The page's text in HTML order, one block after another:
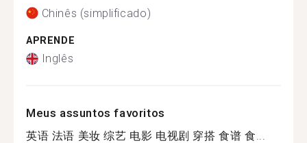
Chinês (simplificado)
APRENDE
Inglês
Meus assuntos favoritos
英语 法语 美妆 综艺 电影 电视剧 穿搭 食谱 食...